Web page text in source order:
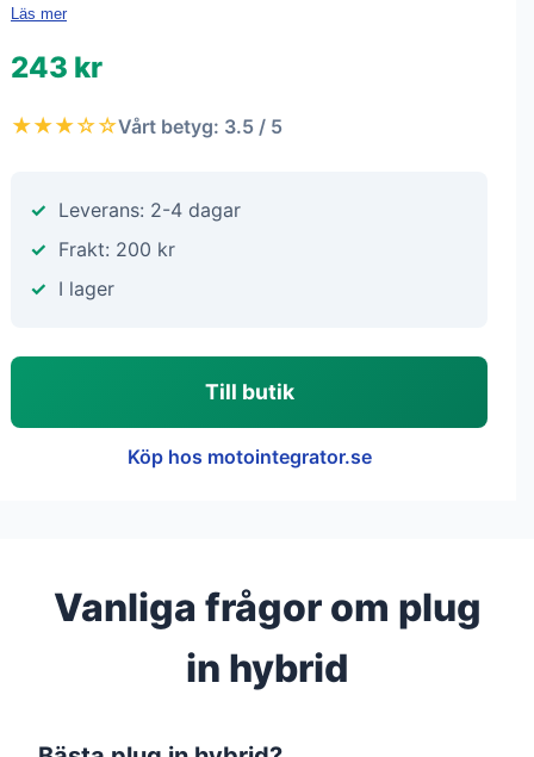
Läs mer
243 kr
★★★☆☆Vårt betyg: 3.5 / 5
Leverans: 2-4 dagar
Frakt: 200 kr
I lager
Till butik
Köp hos motointegrator.se
Vanliga frågor om plug
in hybrid